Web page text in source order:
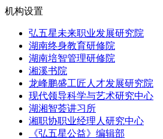
机构设置
弘五星未来职业发展研究院
湖南终身教育研修院
湖南培智管理研修院
湘溪书院
龙峰鹏盛工匠人才发展研究院
现代领导科学与艺术研究中心
湖湘智荟讲习所
湘职协职业经理人研究中心
《弘五星公益》编辑部